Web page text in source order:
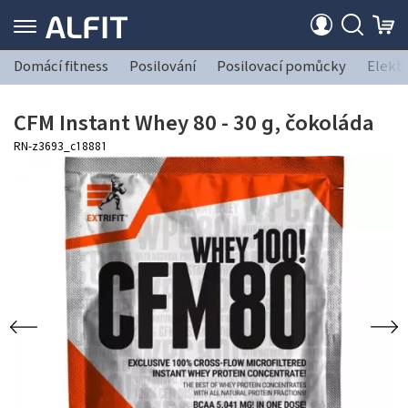
Domácí fitness Posilování Posilovací pomůcky
CFM Instant Whey 80 - 30 g, čokoláda
RN-z3693_c18881